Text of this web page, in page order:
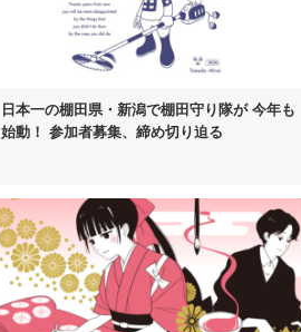
日本一の棚田県・新潟で棚田守り隊が今年も
始動！ 参加者募集、締め切り迫る